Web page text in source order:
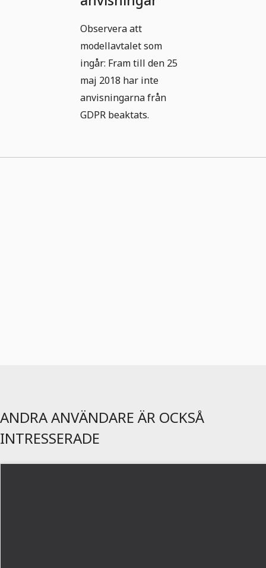
Observera att
modellavtalet som
ingår: Fram till den 25
maj 2018 har inte
anvisningarna från
GDPR beaktats.
ANDRA ANVÄNDARE ÄR OCKSÅ
INTRESSERADE